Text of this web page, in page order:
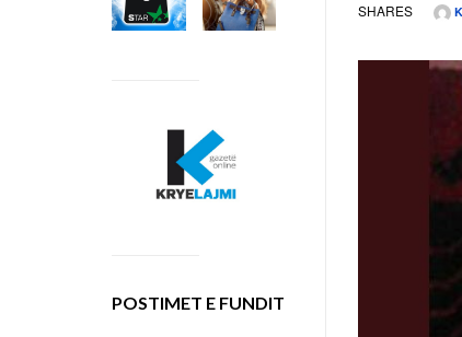
SHARES
POSTIMET E FUNDIT